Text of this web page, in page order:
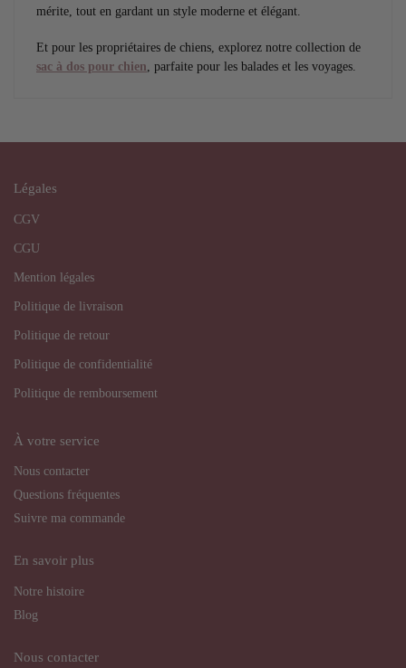
mérite, tout en gardant un style moderne et élégant.
Et pour les propriétaires de chiens, explorez notre collection de
sac à dos pour chien, parfaite pour les balades et les voyages.
Légales
CGV
CGU
Mention légales
Politique de livraison
Politique de retour
Politique de confidentialité
Politique de remboursement
À votre service
Nous contacter
Questions fréquentes
Suivre ma commande
En savoir plus
Notre histoire
Blog
Nous contacter